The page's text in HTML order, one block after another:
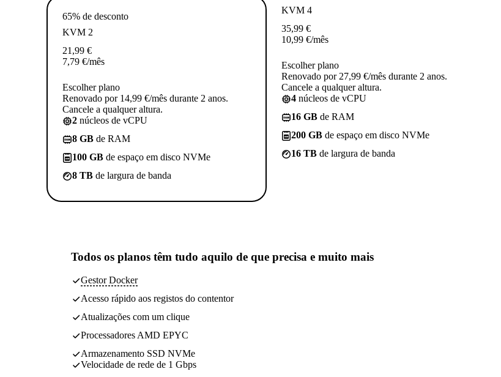
65% de desconto
KVM 2
21,99 €
7,79 €/mês
Escolher plano
Renovado por 14,99 €/mês durante 2 anos.
Cancele a qualquer altura.
2 núcleos de vCPU
8 GB de RAM
100 GB de espaço em disco NVMe
8 TB de largura de banda
KVM 4
35,99 €
10,99 €/mês
Escolher plano
Renovado por 27,99 €/mês durante 2 anos.
Cancele a qualquer altura.
4 núcleos de vCPU
16 GB de RAM
200 GB de espaço em disco NVMe
16 TB de largura de banda
Todos os planos têm tudo aquilo de que precisa e muito mais
Gestor Docker
Acesso rápido aos registos do contentor
Atualizações com um clique
Processadores AMD EPYC
Armazenamento SSD NVMe
Velocidade de rede de 1 Gbps